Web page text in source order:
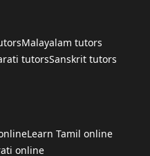
Malayalam tutors
tutorsSanskrit tutors
Learn Tamil online
online